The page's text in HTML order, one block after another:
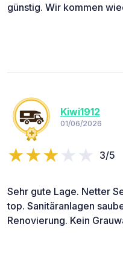
günstig. Wir kommen
Kiwi1912
01/06/2026
3/5
Sehr gute Lage. Netter
top. Sanitäranlagen
Renovierung. Kein